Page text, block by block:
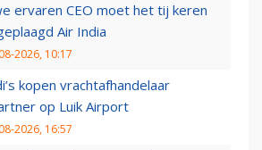
ervaren CEO moet het tij keren
Air India
2026, 10:17
kopen vrachtafhandelaar
op Luik Airport
2026, 16:57